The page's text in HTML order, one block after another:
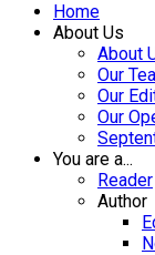
Home
About Us
About
Our
Our
Our
You are a...
Reader
Author